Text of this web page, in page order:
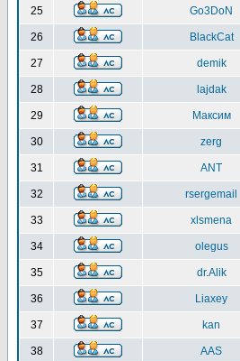
25 Go3DoN
26 BlackCat
27 demik
28 lajdak
29 Максим
30 zerg
31 ANT
32 rsergemail
33 xlsmena
34 olegus
35 dr.Alik
36 Liaxey
37 kan
38 AAS